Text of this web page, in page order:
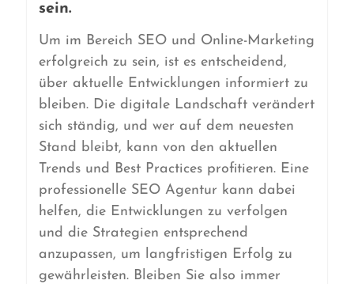
sein.
Um im Bereich SEO und Online-Marketing
erfolgreich zu sein, ist es entscheidend,
über aktuelle Entwicklungen informiert zu
bleiben. Die digitale Landschaft verändert
sich ständig, und wer auf dem neuesten
Stand bleibt, kann von den aktuellen
Trends und Best Practices profitieren. Eine
professionelle SEO Agentur kann dabei
helfen, die Entwicklungen zu verfolgen
und die Strategien entsprechend
anzupassen, um langfristigen Erfolg zu
gewährleisten. Bleiben Sie also immer